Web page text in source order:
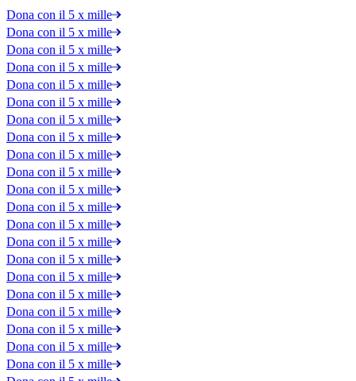
Dona con il 5 x mille
Dona con il 5 x mille
Dona con il 5 x mille
Dona con il 5 x mille
Dona con il 5 x mille
Dona con il 5 x mille
Dona con il 5 x mille
Dona con il 5 x mille
Dona con il 5 x mille
Dona con il 5 x mille
Dona con il 5 x mille
Dona con il 5 x mille
Dona con il 5 x mille
Dona con il 5 x mille
Dona con il 5 x mille
Dona con il 5 x mille
Dona con il 5 x mille
Dona con il 5 x mille
Dona con il 5 x mille
Dona con il 5 x mille
Dona con il 5 x mille